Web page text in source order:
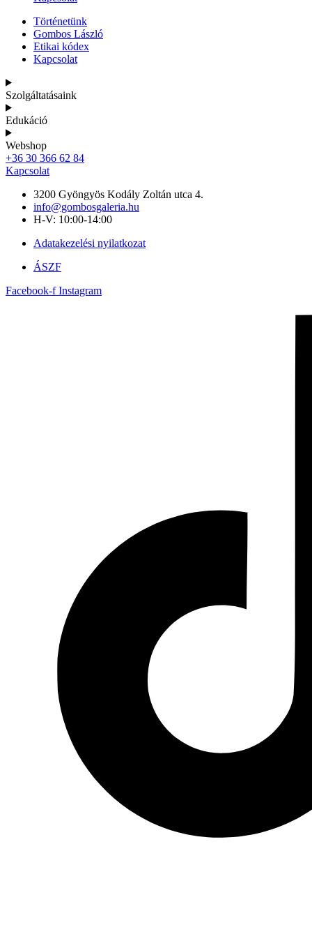
Történetünk
Gombos László
Etikai kódex
Kapcsolat
Szolgáltatásaink
Edukáció
Webshop
+36 30 366 62 84
Kapcsolat
3200 Gyöngyös Kodály Zoltán utca 4.
info@gombosgaleria.hu
H-V: 10:00-14:00
Adatakezelési nyilatkozat
ÁSZF
Facebook-f Instagram